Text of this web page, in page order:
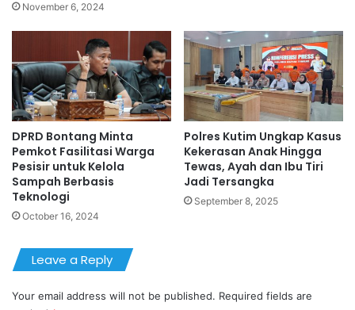
November 6, 2024
DPRD Bontang Minta
Pemkot Fasilitasi Warga
Pesisir untuk Kelola
Sampah Berbasis
Teknologi
October 16, 2024
Polres Kutim Ungkap Kasus
Kekerasan Anak Hingga
Tewas, Ayah dan Ibu Tiri
Jadi Tersangka
September 8, 2025
Leave a Reply
Your email address will not be published. Required fields are